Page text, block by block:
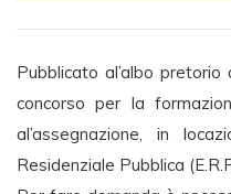
Pubblicato al’albo
concorso per la
al’assegnazione, in
Residenziale Pubblica